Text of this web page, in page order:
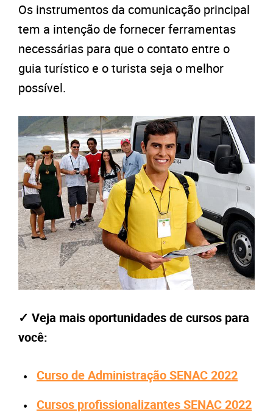
Os instrumentos da comunicação principal
tem a intenção de fornecer ferramentas
necessárias para que o contato entre o
guia turístico e o turista seja o melhor
possível.
✓ Veja mais oportunidades de cursos para
você:
Curso de Administração SENAC 2022
Cursos profissionalizantes SENAC 2022